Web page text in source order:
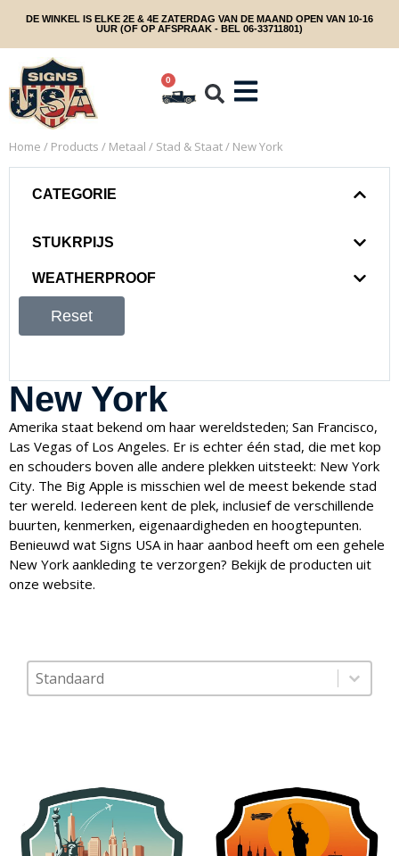
DE WINKEL IS ELKE 2E & 4E ZATERDAG VAN DE MAAND OPEN VAN 10-16
UUR (OF OP AFSPRAAK - BEL 06-33711801)
0
Home / Products / Metaal / Stad & Staat/ New York
CATEGORIE
STUKRPIJS
WEATHERPROOF
Reset
New York
Amerika staat bekend om haar wereldsteden; San Francisco,
Las Vegas of Los Angeles. Er is echter één stad, die met kop
en schouders boven alle andere plekken uitsteekt: New York
City. The Big Apple is misschien wel de meest bekende stad
ter wereld. Iedereen kent de plek, inclusief de verschillende
buurten, kenmerken, eigenaardigheden en hoogtepunten.
Benieuwd wat Signs USA in haar aanbod heeft om een gehele
New York aankleding te verzorgen? Bekijk de producten uit
onze website.
Sorteer op
Sort content
Sort content